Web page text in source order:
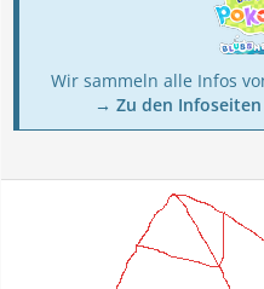
Wir sammeln alle Infos
→ Zu den